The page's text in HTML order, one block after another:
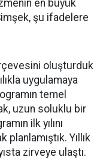
en büyük
şu ifadelere
oluşturduk
uygulamaya
temel
uzun soluklu bir
ilk yılını
Yıllık
zirveye ulaştı.